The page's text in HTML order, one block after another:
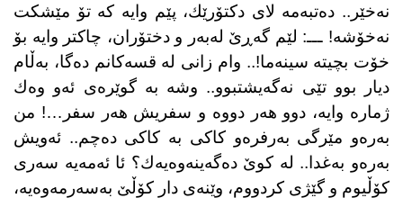
نەخێر.. دەتبەمە لای دكتۆرێك، پێم وایە كە تۆ مێشكت
نەخۆشە! ـــ: لێم گەڕێ لەبەر و دختۆران، چاكتر وایە بۆ
خۆت بچیتە سینەما!.. وام زانی لە قسەكانم دەگا، بەڵام
دیار بوو تێی نەگەیشتبوو.. وشە بە گوێرەی ئەو وەك
ژمارە وایە، دوو هەر دووە و سفریش هەر سفر…! من
بەرەو مێرگی بەرفرەو كاكی بە كاكی دەچم.. ئەویش
بەرەو بەغدا.. لە كوێ دەگەینەوەیەك؟ ئا ئەمەیە سەری
كۆڵیوم و گێژی كردووم، وێنەی دار كۆڵێ بەسەرمەوەیە،